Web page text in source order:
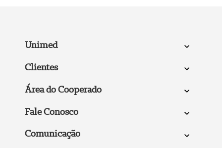
Unimed
Clientes
Área do Cooperado
Fale Conosco
Comunicação